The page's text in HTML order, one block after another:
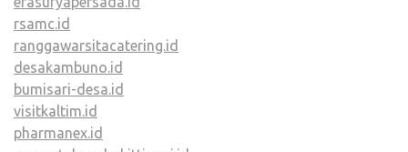
rsamc.id
ranggawarsitacatering.id
desakambuno.id
bumisari-desa.id
visitkaltim.id
pharmanex.id